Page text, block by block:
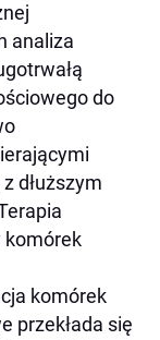
analiza
do
dłuższym
komórek
komórek
przekłada się